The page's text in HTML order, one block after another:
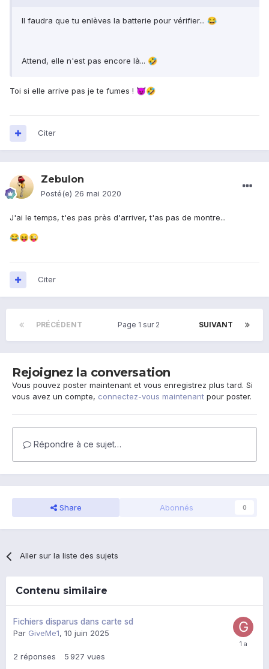
Il faudra que tu enlèves la batterie pour vérifier... 😂
Attend, elle n'est pas encore là... 🤣
Toi si elle arrive pas je te fumes ! 😈🤣
Citer
Zebulon
Posté(e) 26 mai 2020
J'ai le temps, t'es pas près d'arriver, t'as pas de montre...
😂😝😜
Citer
PRÉCÉDENT SUIVANT
Page 1 sur 2
Rejoignez la conversation
Vous pouvez poster maintenant et vous enregistrez plus tard. Si
vous avez un compte, connectez-vous maintenant pour poster.
Répondre à ce sujet…
Share Abonnés 0
Aller sur la liste des sujets
Contenu similaire
Fichiers disparus dans carte sd
Par GiveMe1, 10 juin 2025
2 réponses 5 927 vues